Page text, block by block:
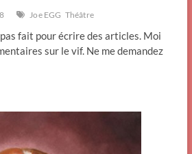
Joe EGG Théâtre
fait pour écrire des articles. Moi
sur le vif. Ne me demandez